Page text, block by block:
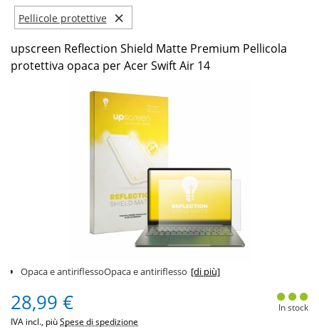
Pellicole protettive ×
upscreen Reflection Shield Matte Premium Pellicola
protettiva opaca per Acer Swift Air 14
Opaca e antiriflessoOpaca e antiriflesso [di più]
28,99 €
IVA incl., piùSpese di spedizione
In stock